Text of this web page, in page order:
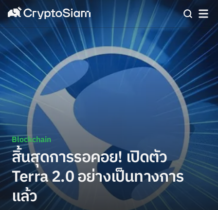
Blockchain
สิ้นสุดการรอคอย! เปิดตัว
Terra 2.0 อย่างเป็นทางการ
แล้ว